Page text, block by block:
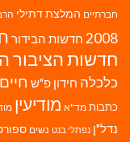
חברתיים המלצת דתילי
2008 חדשות הבידור
חדשות הציבור
כלכלה חידון פ"ש
כתבות מד"א מודיעין
נדל"ן נפתלי בנט נשים